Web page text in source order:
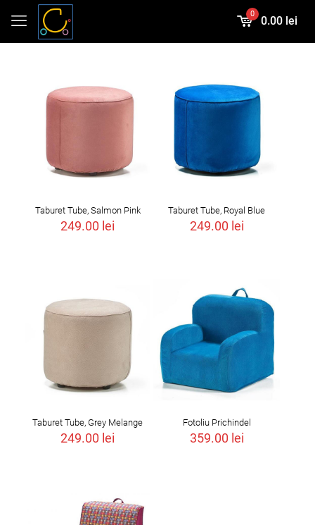
0
0.00 lei
Taburet Tube, Salmon Pink
249.00 lei
Taburet Tube, Royal Blue
249.00 lei
Taburet Tube, Grey Melange
249.00 lei
Fotoliu Prichindel
359.00 lei